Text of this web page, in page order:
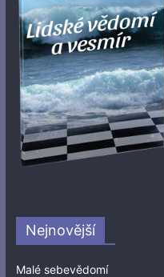
Nejnovější
Malé sebevědomí